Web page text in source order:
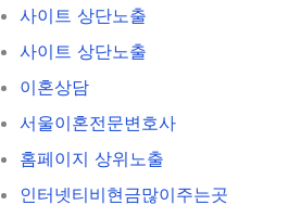
사이트 상단노출
사이트 상단노출
이혼상담
서울이혼전문변호사
홈페이지 상위노출
인터넷티비현금많이주는곳